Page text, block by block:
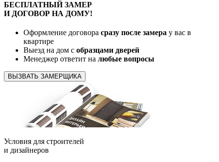
БЕСПЛАТНЫЙЗАМЕР
И ДОГОВОР НА ДОМУ!
Оформление договора сразу после замера у вас в
квартире
Выезд на дом с образцами дверей
Менеджер ответит на любые вопросы
ВЫЗВАТЬ ЗАМЕРЩИКА
Условия для строителей
и дизайнеров